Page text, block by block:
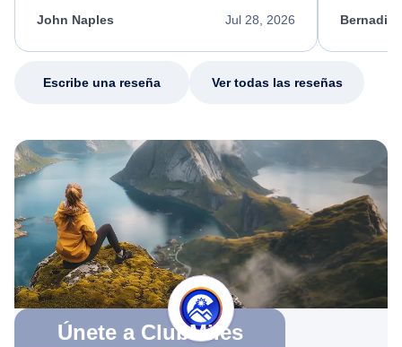
appreciate her excellent service.
Jul 28, 2026
John Naples
my issue.
Escribe una reseña Ver todas las reseñas
Únete a ClubMiles